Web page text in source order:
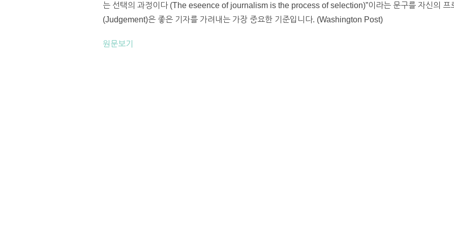
는 선택의 과정이다 (The eseence of journalism is the process of selection)”이라는 문구를 자신의 프
(Judgement)은 좋은 기자를 가려내는 가장 중요한 기준입니다. (Washington Post)
원문보기